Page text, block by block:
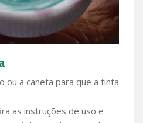
ou a caneta para que a tinta
as instruções de uso e